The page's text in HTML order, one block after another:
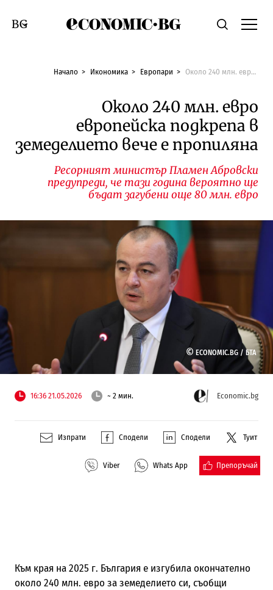
Economic.bgТърсене
Смяна на език
Начало Икономика Европари Около 240 млн. евро европейска подкрепа в земеделието вече е пропиляна
Около 240 млн. евро
европейска подкрепа в
земеделието вече е пропиляна
Ресорният министър Пламен Абровски
предупреди, че тази година вероятно ще
бъдат загубени още 80 млн. евро
© ECONOMIC.BG / БТА
16:36 21.05.2026 ~ 2 мин. Economic.bg
Изпрати Сподели Сподели Туит
Viber Whats App Препоръчай
Към края на 2025 г. България е изгубила окончателно
около 240 млн. евро за земеделието си, съобщи